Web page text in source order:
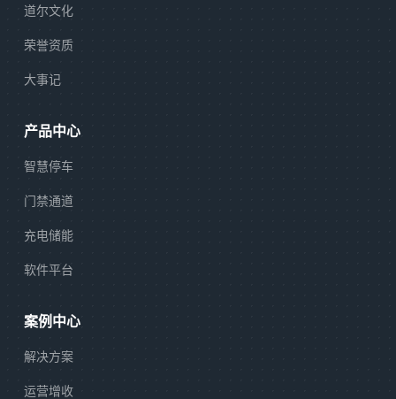
道尔文化
荣誉资质
大事记
产品中心
智慧停车
门禁通道
充电储能
软件平台
案例中心
解决方案
运营增收